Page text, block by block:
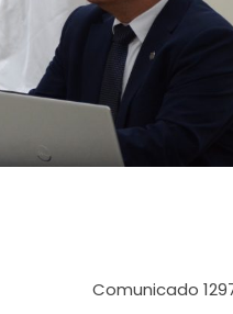
Comunicado